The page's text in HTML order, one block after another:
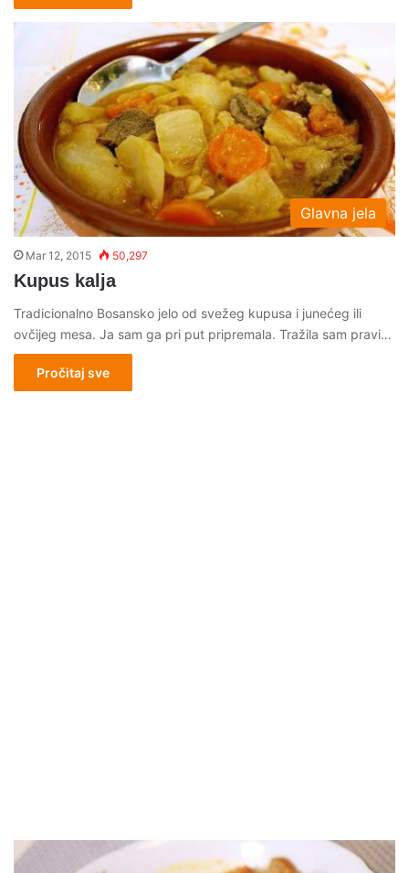
Glavna jela
Mar 12, 2015 50,297
Kupus kalja
Tradicionalno Bosansko jelo od svežeg kupusa i junećeg ili
ovčijeg mesa. Ja sam ga pri put pripremala. Tražila sam pravi…
Pročitaj sve